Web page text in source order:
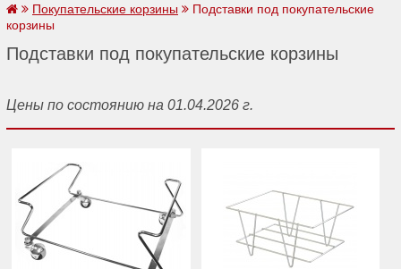
Покупательские корзины
Подставки под покупательские
корзины
Подставки под покупательские корзины
Цены по состоянию на 01.04.2026 г.